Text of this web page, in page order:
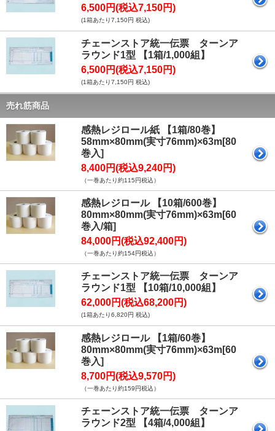
6,500円(税込7,150円)
(1箱あたり7,150円 税込)
チェーンストア統一伝票 ターンア
ラウンド1型 【1箱/1,000組】
6,500円(税込7,150円)
(1箱あたり7,150円 税込)
売れ筋商品
感熱レジロール紙 【1箱/80巻】
58mm×80mm(実寸76mm)×63m[80
巻入]
8,400円(税込9,240円)
（一巻あたり約115円税込）
感熱レジロール 【10箱/600巻】
80mm×80mm(実寸76mm)×63m[60
巻入/箱]
84,000円(税込92,400円)
（一巻あたり約154円税込）
チェーンストア統一伝票 ターンア
ラウンド1型 【10箱/10,000組】
62,000円(税込68,200円)
(1箱あたり6,820円 税込)
感熱レジロール 【1箱/60巻】
80mm×80mm(実寸76mm)×63m[60
巻入]
8,700円(税込9,570円)
（一巻あたり約159円税込）
チェーンストア統一伝票 ターンア
ラウンド2型 【4箱/4,000組】